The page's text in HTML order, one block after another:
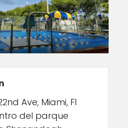
Ave, Miami, Fl
del parque